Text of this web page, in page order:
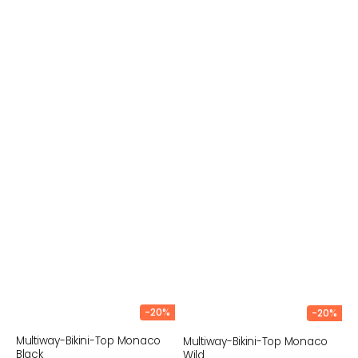
-20%
Multiway-Bikini-Top Monaco
Black
-20%
Multiway-Bikini-Top Monaco